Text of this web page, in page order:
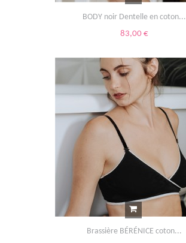
BODY noir Dentelle en coton...
83,00 €
Brassière BÉRÉNICE coton...